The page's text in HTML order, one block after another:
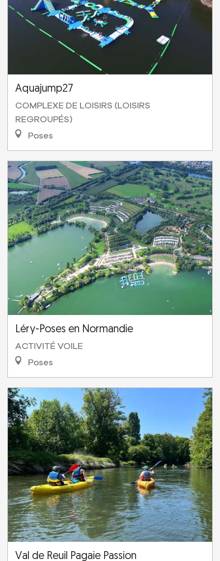
Aquajump27
COMPLEXE DE LOISIRS (LOISIRS
REGROUPÉS)
Poses
Léry-Poses en Normandie
ACTIVITÉ VOILE
Poses
Val de Reuil Pagaie Passion